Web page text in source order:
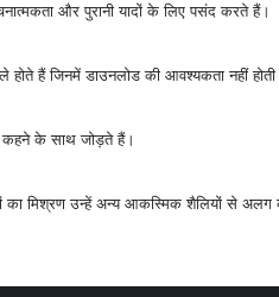
और पुरानी यादों के लिए पसंद करते हैं।
हैं जिनमें डाउनलोड की आवश्यकता नहीं
कहने के साथ जोड़ते हैं।
का मिश्रण उन्हें अन्य आकस्मिक शैलियों से अलग